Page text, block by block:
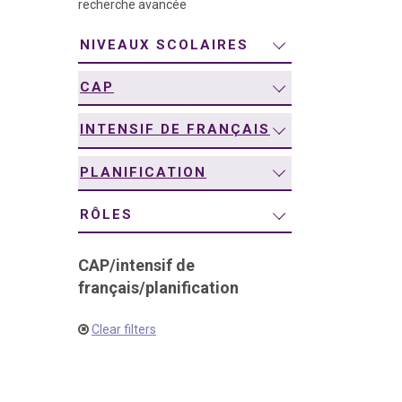
recherche avancée
NIVEAUX SCOLAIRES
CAP
INTENSIF DE FRANÇAIS
PLANIFICATION
RÔLES
CAP/intensif de
français/planification
Clear filters